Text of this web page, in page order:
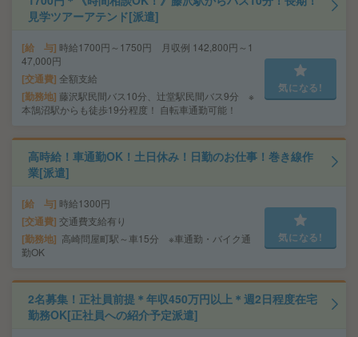
見学ツアーアテンド[派遣]
給 与 時給1700円～1750円 月収例 142,800円～1
47,000円
交通費 全額支給
勤務地 藤沢駅民間バス10分、辻堂駅民間バス9分 ※
本鵠沼駅からも徒歩19分程度！ 自転車通勤可能！
気になる!
高時給！車通勤OK！土日休み！日勤のお仕事！巻き線作
業[派遣]
給 与 時給1300円
交通費 交通費支給有り
勤務地
高崎問屋町駅～車15分 ※車通勤・バイク通
勤OK
気になる!
2名募集！正社員前提＊年収450万円以上＊週2日程度在宅
勤務OK[正社員への紹介予定派遣]